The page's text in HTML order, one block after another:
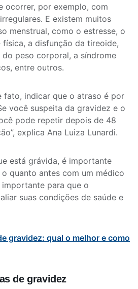
ocorrer, por exemplo, com
E existem muitos
menstrual, como o estresse, o
a disfunção da tireoide,
peso corporal, a síndrome
entre outros.
fato, indicar que o atraso é por
você suspeita da gravidez e o
pode repetir depois de 48
explica Ana Luiza Lunardi.
está grávida, é importante
quanto antes com um médico
para que o
suas condições de saúde e
gravidez: qual o melhor e como
de gravidez